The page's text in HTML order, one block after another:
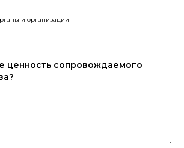
и организации
ценность сопровождаемого